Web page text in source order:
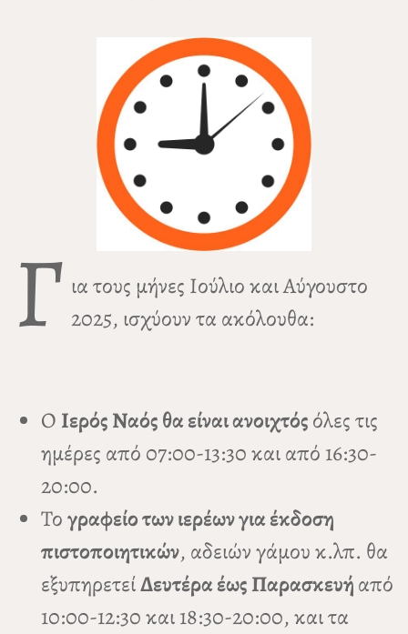
Γ ια τους μήνες Ιούλιο και Αύγουστο
2025, ισχύουν τα ακόλουθα:
Ο Ιερός Ναός θα είναι ανοιχτόςόλες τις
ημέρες από 07:00-13:30 και από 16:30-
20:00.
Τογραφείο των ιερέων για έκδοση
πιστοποιητικών, αδειών γάμου κ.λπ. θα
εξυπηρετείΔευτέρα έως Παρασκευήαπό
10:00-12:30 και 18:30-20:00, και τα